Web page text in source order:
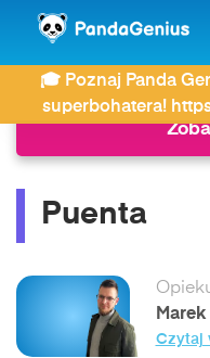
🎓 Poznaj Panda
superbohatera!
ZDAY Słownik
Puenta
Czytaj